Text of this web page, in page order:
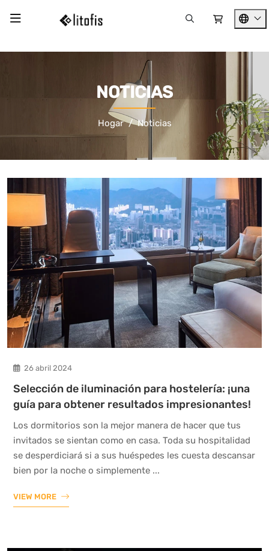
NOTICIAS
Hogar Noticias
26 abril 2024
Selección de iluminación para hostelería: ¡una
guía para obtener resultados impresionantes!
Los dormitorios son la mejor manera de hacer que tus
invitados se sientan como en casa. Toda su hospitalidad
se desperdiciará si a sus huéspedes les cuesta descansar
bien por la noche o simplemente ...
VIEW MORE